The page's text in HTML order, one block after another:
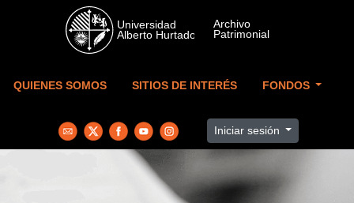
Skip to main content
QUIENES SOMOS SITIOS DE INTERÉS FONDOS
Iniciar sesión